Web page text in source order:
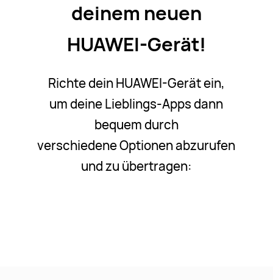
deinem neuen
HUAWEI-Gerät!
Richte dein HUAWEI-Gerät ein,
um deine Lieblings-Apps dann
bequem durch
verschiedene Optionen abzurufen
und zu übertragen: